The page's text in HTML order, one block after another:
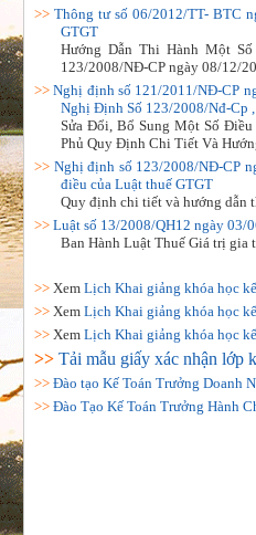
>>Thông tư số 06/2012/TT- BTC
GTGT
Hướng Dẫn Thi Hành Một
123/2008/NĐ-CP ngày 08/12/
>>Nghị định số 121/2011/NĐ-CP
Nghị Định Số 123/2008/Nđ-Cp
Sửa Đổi, Bổ Sung Một Số
Phủ Quy Định Chi Tiết Và
>> Nghị định số 123/2008/NĐ-CP
điều của Luật thuế GTGT
Quy định chi tiết và hướng dẫn
>> Luật số 13/2008/QH12 ngày 03/
Ban Hành Luật Thuế Giá trị gia
>> Xem Lịch Khai giảng khóa học
>> Xem Lịch Khai giảng khóa học
>> Xem Lịch Khai giảng khóa học
>> Tải mẫu giấy xác nhận lớp
>> Đào tạo Kế Toán Trưởng Doanh
>> Đào Tạo Kế Toán Trưởng Hành